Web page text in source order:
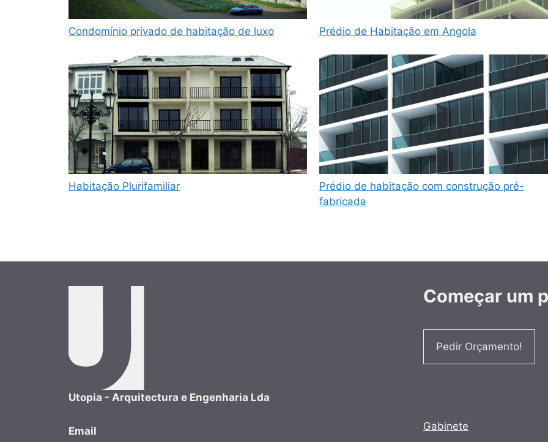
Condomínio privado de habitação de luxo Prédio de Habitação em Angola
Habitação Plurifamiliar
Prédio de habitação com construção pré-
fabricada
Utopia - Arquitectura e Engenharia Lda
Email
Começar um
Pedir Orçamento!
Gabinete